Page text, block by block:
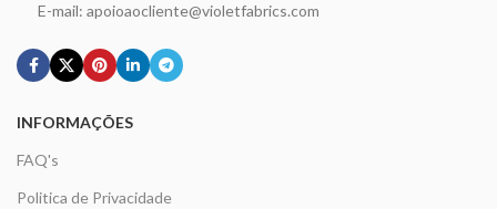
E-mail: apoioaocliente@violetfabrics.com
INFORMAÇÕES
FAQ's
Politica de Privacidade